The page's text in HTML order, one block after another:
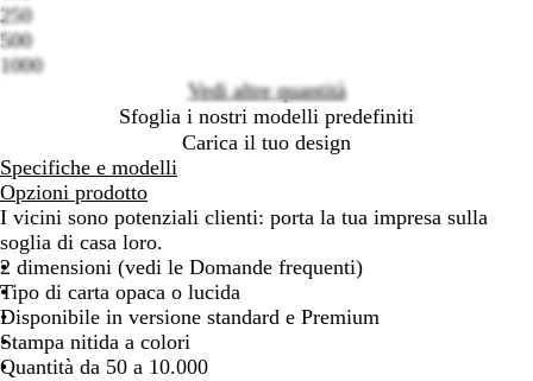
250
500
1000
Vedi altre quantità
Sfoglia i nostri modelli predefiniti
Carica il tuo design
Specifiche e modelli
Opzioni prodotto
I vicini sono potenziali clienti: porta la tua impresa sulla
soglia di casa loro.
2 dimensioni (vedi le Domande frequenti)
Tipo di carta opaca o lucida
Disponibile in versione standard e Premium
Stampa nitida a colori
Quantità da 50 a 10.000